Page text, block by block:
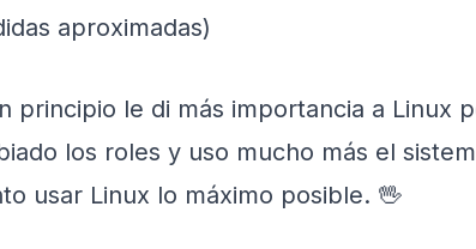
aproximadas)
principio le di más importancia a Linux
los roles y uso mucho más el
usar Linux lo máximo posible. 🖖